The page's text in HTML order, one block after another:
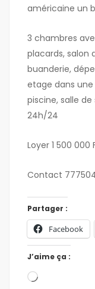
américaine un
3 chambres
placards, salon
buanderie,
etage dans
piscine, salle
24h/24
Loyer 1 500 000
Contact
Partager :
Facebook
J’aime ça :